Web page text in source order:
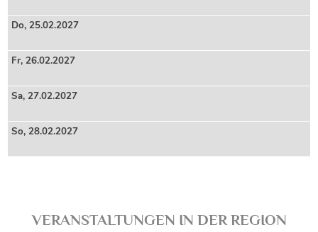
Do,25.02.2027
Fr,26.02.2027
Sa,27.02.2027
So,28.02.2027
VERANSTALTUNGEN IN DER REGION